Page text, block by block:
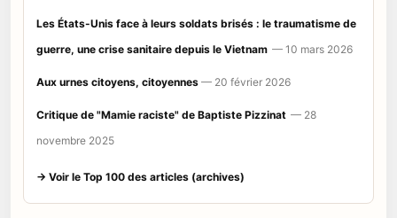
Les États-Unis face à leurs soldats brisés : le traumatisme de
guerre, une crise sanitaire depuis le Vietnam — 10 mars 2026
Aux urnes citoyens, citoyennes — 20 février 2026
Critique de "Mamie raciste" de Baptiste Pizzinat — 28
novembre 2025
→ Voir le Top 100 des articles (archives)